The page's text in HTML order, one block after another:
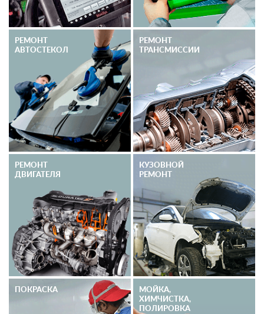
РЕМОНТ
АВТОСТЕКОЛ
РЕМОНТ
ТРАНСМИССИИ
РЕМОНТ
ДВИГАТЕЛЯ
КУЗОВНОЙ
РЕМОНТ
ПОКРАСКА
МОЙКА,
ХИМЧИСТКА,
ПОЛИРОВКА